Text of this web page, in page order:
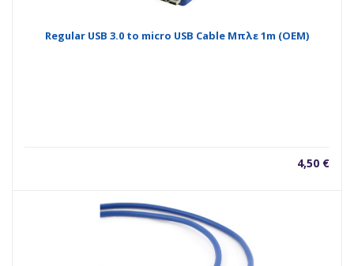
Regular USB 3.0 to micro USB Cable Μπλε 1m (OEM)
4,50 €